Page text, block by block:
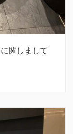
関しまして